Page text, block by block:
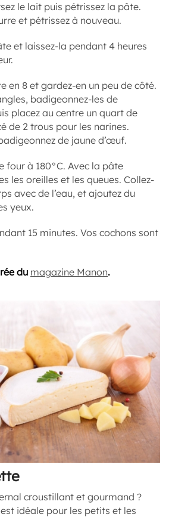
le lait puis pétrissez la pâte.
et pétrissez à nouveau.
et laissez-la pendant 4 heures
en 8 et gardez-en un peu de côté.
badigeonnez-les de
placez au centre un quart de
de 2 trous pour les narines.
de jaune d’œuf.
four à 180°C. Avec la pâte
les oreilles et les queues. Collez-
avec de l’eau, et ajoutez du
yeux.
15 minutes. Vos cochons sont
du magazine Manon.
croustillant et gourmand ?
idéale pour les petits et les